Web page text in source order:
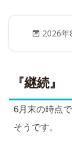
Posted
2026年
『継続』
6月末の時点
そうです。